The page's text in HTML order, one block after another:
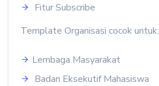
Fitur Subscribe
Template Organisasi cocok untuk:
Lembaga Masyarakat
Badan Eksekutif Mahasiswa